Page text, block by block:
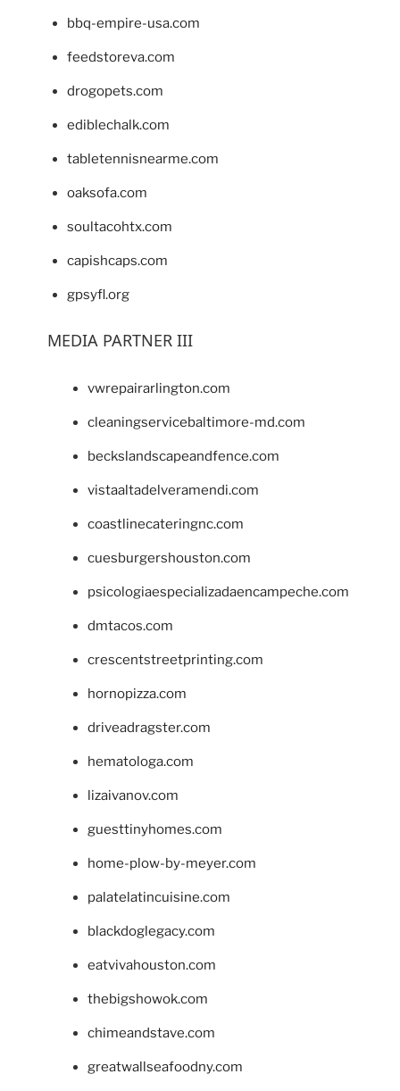
bbq-empire-usa.com
feedstoreva.com
drogopets.com
ediblechalk.com
tabletennisnearme.com
oaksofa.com
soultacohtx.com
capishcaps.com
gpsyfl.org
MEDIA PARTNER III
vwrepairarlington.com
cleaningservicebaltimore-md.com
beckslandscapeandfence.com
vistaaltadelveramendi.com
coastlinecateringnc.com
cuesburgershouston.com
psicologiaespecializadaencampeche.com
dmtacos.com
crescentstreetprinting.com
hornopizza.com
driveadragster.com
hematologa.com
lizaivanov.com
guesttinyhomes.com
home-plow-by-meyer.com
palatelatincuisine.com
blackdoglegacy.com
eatvivahouston.com
thebigshowok.com
chimeandstave.com
greatwallseafoodny.com